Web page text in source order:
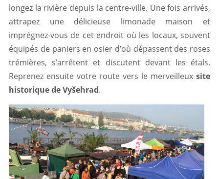
longez la rivière depuis la centre-ville. Une fois arrivés,
attrapez une délicieuse limonade maison et
imprégnez-vous de cet endroit où les locaux, souvent
équipés de paniers en osier d’où dépassent des roses
trémières, s’arrêtent et discutent devant les étals.
Reprenez ensuite votre route vers le merveilleux site
historique de Vyšehrad.